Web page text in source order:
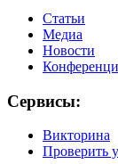
Статьи
Медиа
Новости
Сервисы:
Викторина
Проверить